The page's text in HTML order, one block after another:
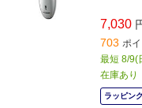
7,030
703 ポ
最短 8/9(
在庫あり
ラッピン